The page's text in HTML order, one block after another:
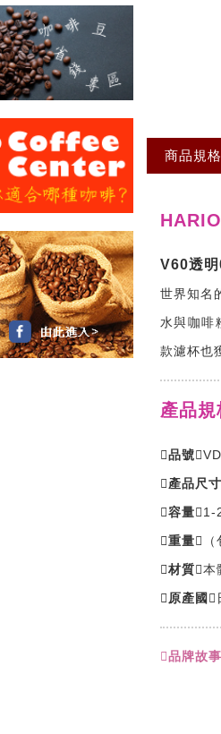
商品規格
HARIO
V60透
世界知名
水與咖啡
款濾杯也
產品規
品號
產品尺
容量1-
重量
材質本
原產國
品牌故